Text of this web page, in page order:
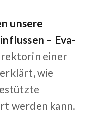
unsere
– Eva-
einer
wie
werden kann.